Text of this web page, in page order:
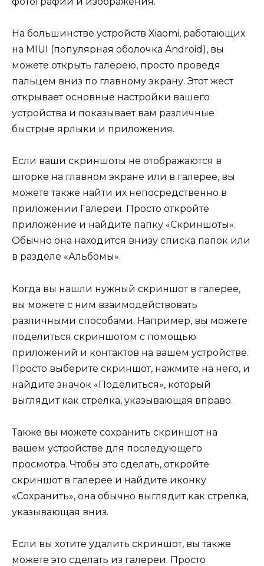
На большинстве устройств Xiaomi, работающих
на MIUI (популярная оболочка Android), вы
можете открыть галерею, просто проведя
пальцем вниз по главному экрану. Этот жест
открывает основные настройки вашего
устройства и показывает вам различные
быстрые ярлыки и приложения.
Если ваши скриншоты не отображаются в
шторке на главном экране или в галерее, вы
можете также найти их непосредственно в
приложении Галереи. Просто откройте
приложение и найдите папку «Скриншоты».
Обычно она находится внизу списка папок или
в разделе «Альбомы».
Когда вы нашли нужный скриншот в галерее,
вы можете с ним взаимодействовать
различными способами. Например, вы можете
поделиться скриншотом с помощью
приложений и контактов на вашем устройстве.
Просто выберите скриншот, нажмите на него, и
найдите значок «Поделиться», который
выглядит как стрелка, указывающая вправо.
Также вы можете сохранить скриншот на
вашем устройстве для последующего
просмотра. Чтобы это сделать, откройте
скриншот в галерее и найдите иконку
«Сохранить», она обычно выглядит как стрелка,
указывающая вниз.
Если вы хотите удалить скриншот, вы также
можете это сделать из галереи. Просто